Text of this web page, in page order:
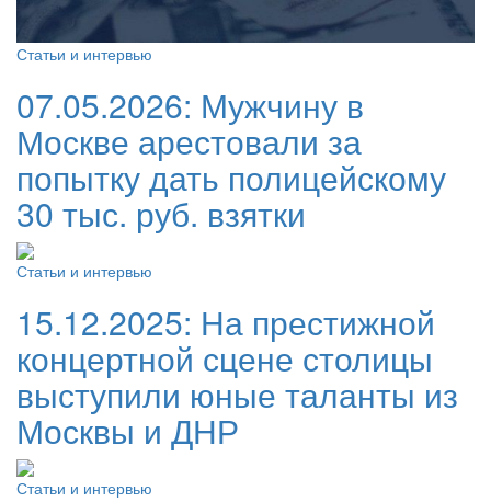
Статьи и интервью
07.05.2026: Мужчину в
Москве арестовали за
попытку дать полицейскому
30 тыс. руб. взятки
Статьи и интервью
15.12.2025: На престижной
концертной сцене столицы
выступили юные таланты из
Москвы и ДНР
Статьи и интервью